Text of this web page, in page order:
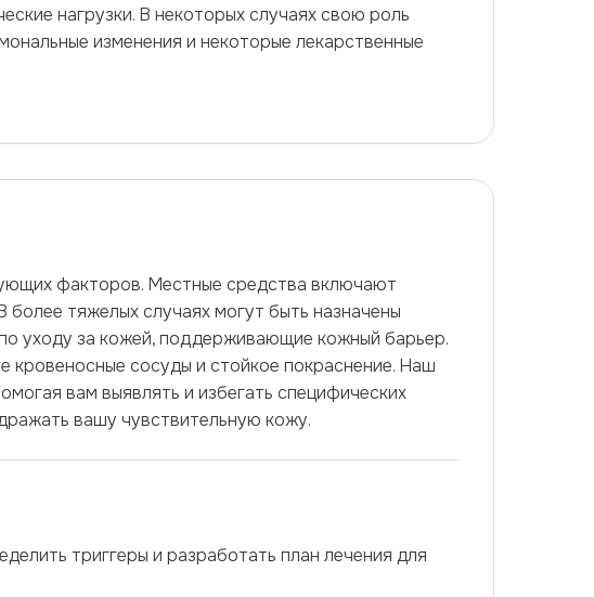
нагрузки. В некоторых случаях свою роль
изменения и некоторые лекарственные
факторов. Местные средства включают
тяжелых случаях могут быть назначены
уходу за кожей, поддерживающие кожный барьер.
кровеносные сосуды и стойкое покраснение. Наш
вам выявлять и избегать специфических
вашу чувствительную кожу.
триггеры и разработать план лечения для